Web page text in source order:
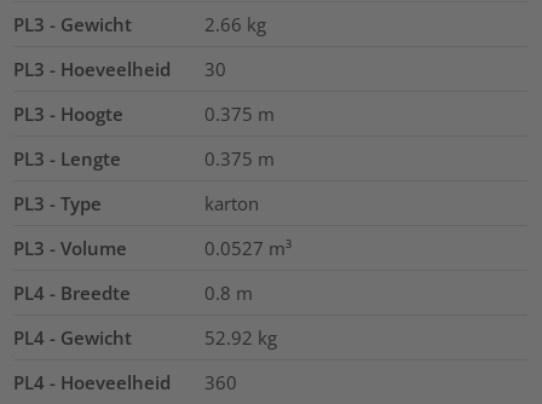
PL3 - Gewicht
2.66 kg
PL3 - Hoeveelheid
30
PL3 - Hoogte
0.375 m
PL3 - Lengte
0.375 m
PL3 - Type
karton
PL3 - Volume
0.0527 m³
PL4 - Breedte
0.8 m
PL4 - Gewicht
52.92 kg
PL4 - Hoeveelheid
360